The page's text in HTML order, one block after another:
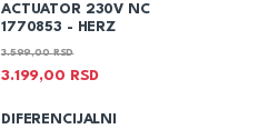
ACTUATOR 230V NC
1770853 - HERZ
3.199,00 RSD
3.599,00RSD
DIFERENCIJALNI